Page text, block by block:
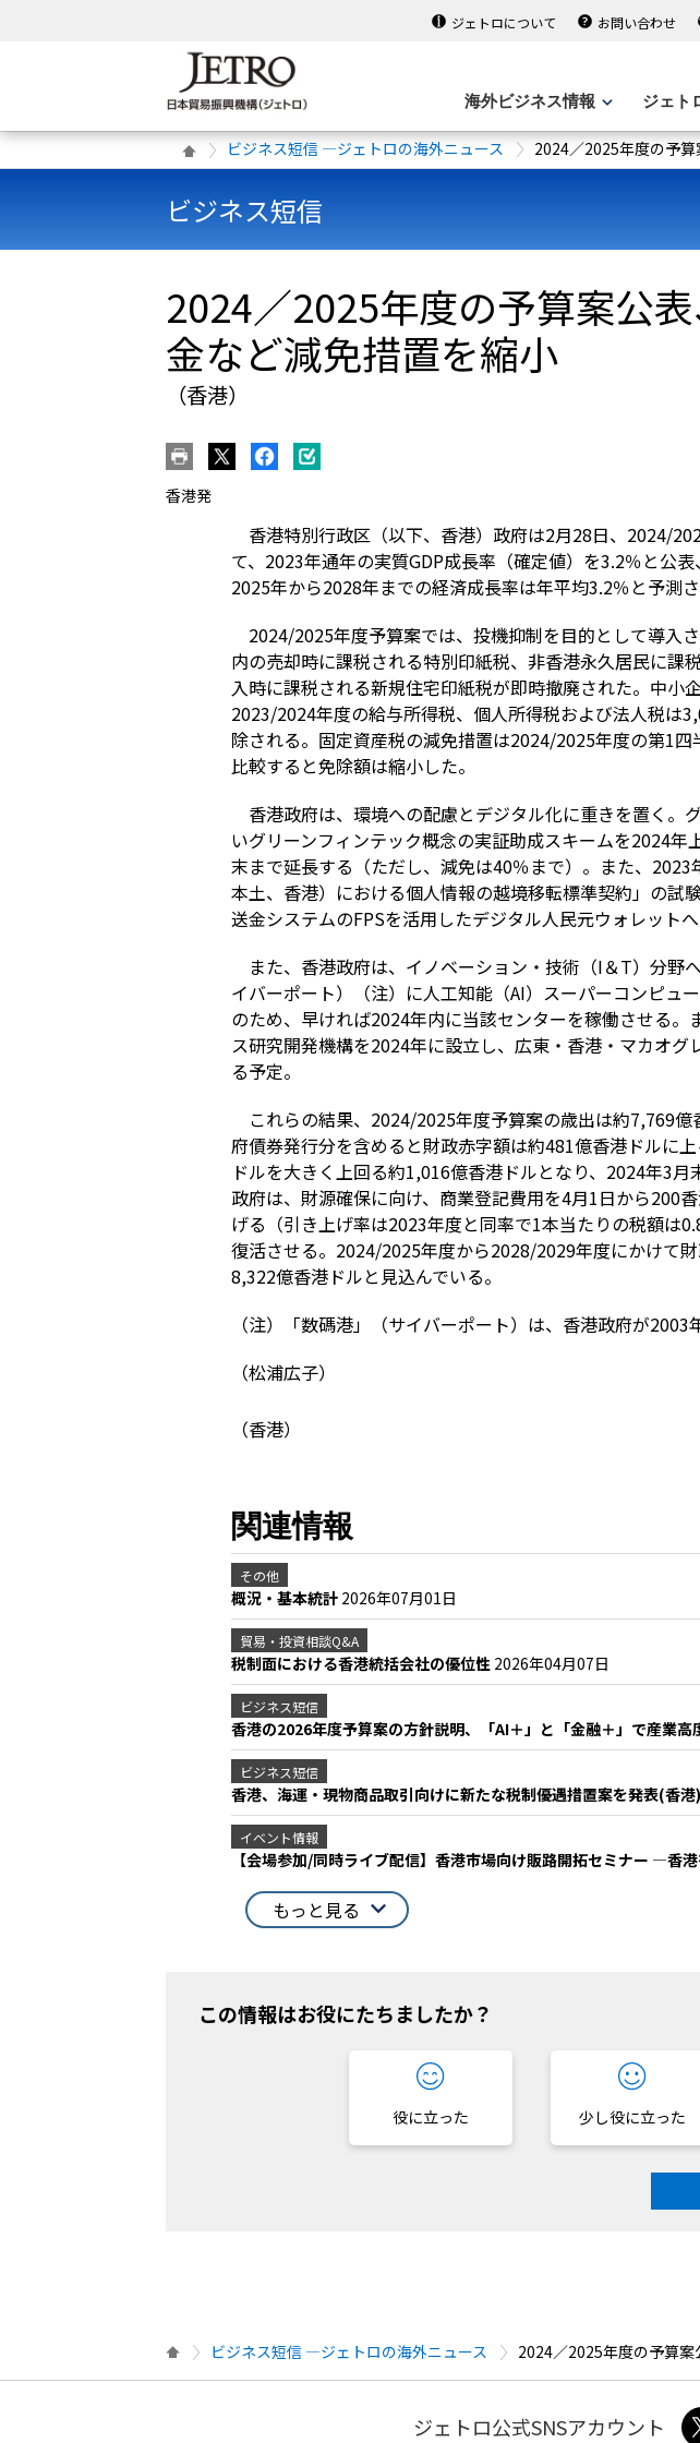
ジェトロについて お問い合わせ
海外ビジネス情報 ジェト
ビジネス短信 ―ジェトロの海外ニュース 2024／2025年度の予
ビジネス短信
2024／2025年度の予算案公
金など減免措置を縮小
（香港）
香港発
香港特別行政区（以下、香港）政府は2月28日、 2024/
て、 2023年通年の実質GDP成長率（確定値）を3.2％と公表、
2025年から2028年までの経済成長率は年平均3.2％と予測
2024/2025年度予算案では、投機抑制を目的として導入
内の売却時に課税される特別印紙税、非香港永久居民に課
入時に課税される新規住宅印紙税が即時撤廃された。中小
2023/2024年度の給与所得税、個人所得税および法人税は
除される。固定資産税の減免措置は2024/2025年度の第1四
比較すると免除額は縮小した。
香港政府は、環境への配慮とデジタル化に重きを置く。
いグリーンフィンテック概念の実証助成スキームを2024年
末まで延長する（ただし、減免は40％まで）。また、 2023
本土、香港）における個人情報の越境移転標準契約」の試
送金システムのFPSを活用したデジタル人民元ウォレット
また、香港政府は、イノベーション・技術（I＆T）分野
イバーポート）（注）に人工知能（AI）スーパーコンピュ
のため、早ければ2024年内に当該センターを稼働させる。
ス研究開発機構を2024年に設立し、広東・香港・マカオグ
る予定。
これらの結果、 2024/2025年度予算案の歳出は約7,769億
府債券発行分を含めると財政赤字額は約481億香港ドルに上
ドルを大きく上回る約1,016億香港ドルとなり、 2024年3月
政府は、財源確保に向け、商業登記費用を4月1日から200
げる（引き上げ率は2023年度と同率で1本当たりの税額は
復活させる。 2024/2025年度から2028/2029年度にかけて
8,322億香港ドルと見込んでいる。
（注）「数碼港」（サイバーポート）は、香港政府が2003
（松浦広子）
（香港）
関連情報
その他
概況・基本統計 2026年07月01日
貿易・投資相談Q&A
税制面における香港統括会社の優位性 2026年04月07日
ビジネス短信
香港の2026年度予算案の方針説明、「AI＋」と「金融＋」で産業
ビジネス短信
香港、海運・現物商品取引向けに新たな税制優遇措置案を発表(香港)
イベント情報
【会場参加/同時ライブ配信】香港市場向け販路開拓セミナー ―香
もっと見る
この情報はお役にたちましたか？
役に立った 少し役に立った
ビジネス短信 ―ジェトロの海外ニュース 2024／2025年度の予算
ジェトロ公式SNSアカウント